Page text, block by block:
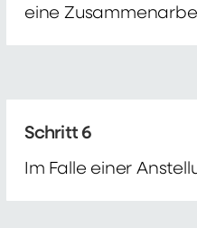
eine
Schritt 6
Im Falle einer